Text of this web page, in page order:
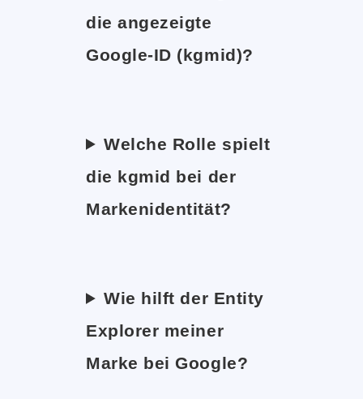
die angezeigte
Google-ID (kgmid)?
Welche Rolle spielt
die kgmid bei der
Markenidentität?
Wie hilft der Entity
Explorer meiner
Marke bei Google?